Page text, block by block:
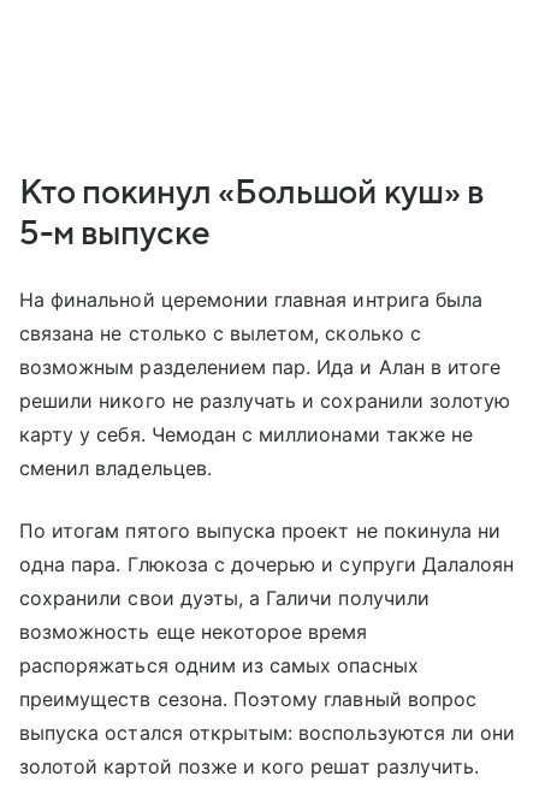
Кто покинул «Большой куш» в
5-м выпуске
На финальной церемонии главная интрига была
связана не столько с вылетом, сколько с
возможным разделением пар. Ида и Алан в итоге
решили никого не разлучать и сохранили золотую
карту у себя. Чемодан с миллионами также не
сменил владельцев.
По итогам пятого выпуска проект не покинула ни
одна пара. Глюкоза с дочерью и супруги Далалоян
сохранили свои дуэты, а Галичи получили
возможность еще некоторое время
распоряжаться одним из самых опасных
преимуществ сезона. Поэтому главный вопрос
выпуска остался открытым: воспользуются ли они
золотой картой позже и кого решат разлучить.